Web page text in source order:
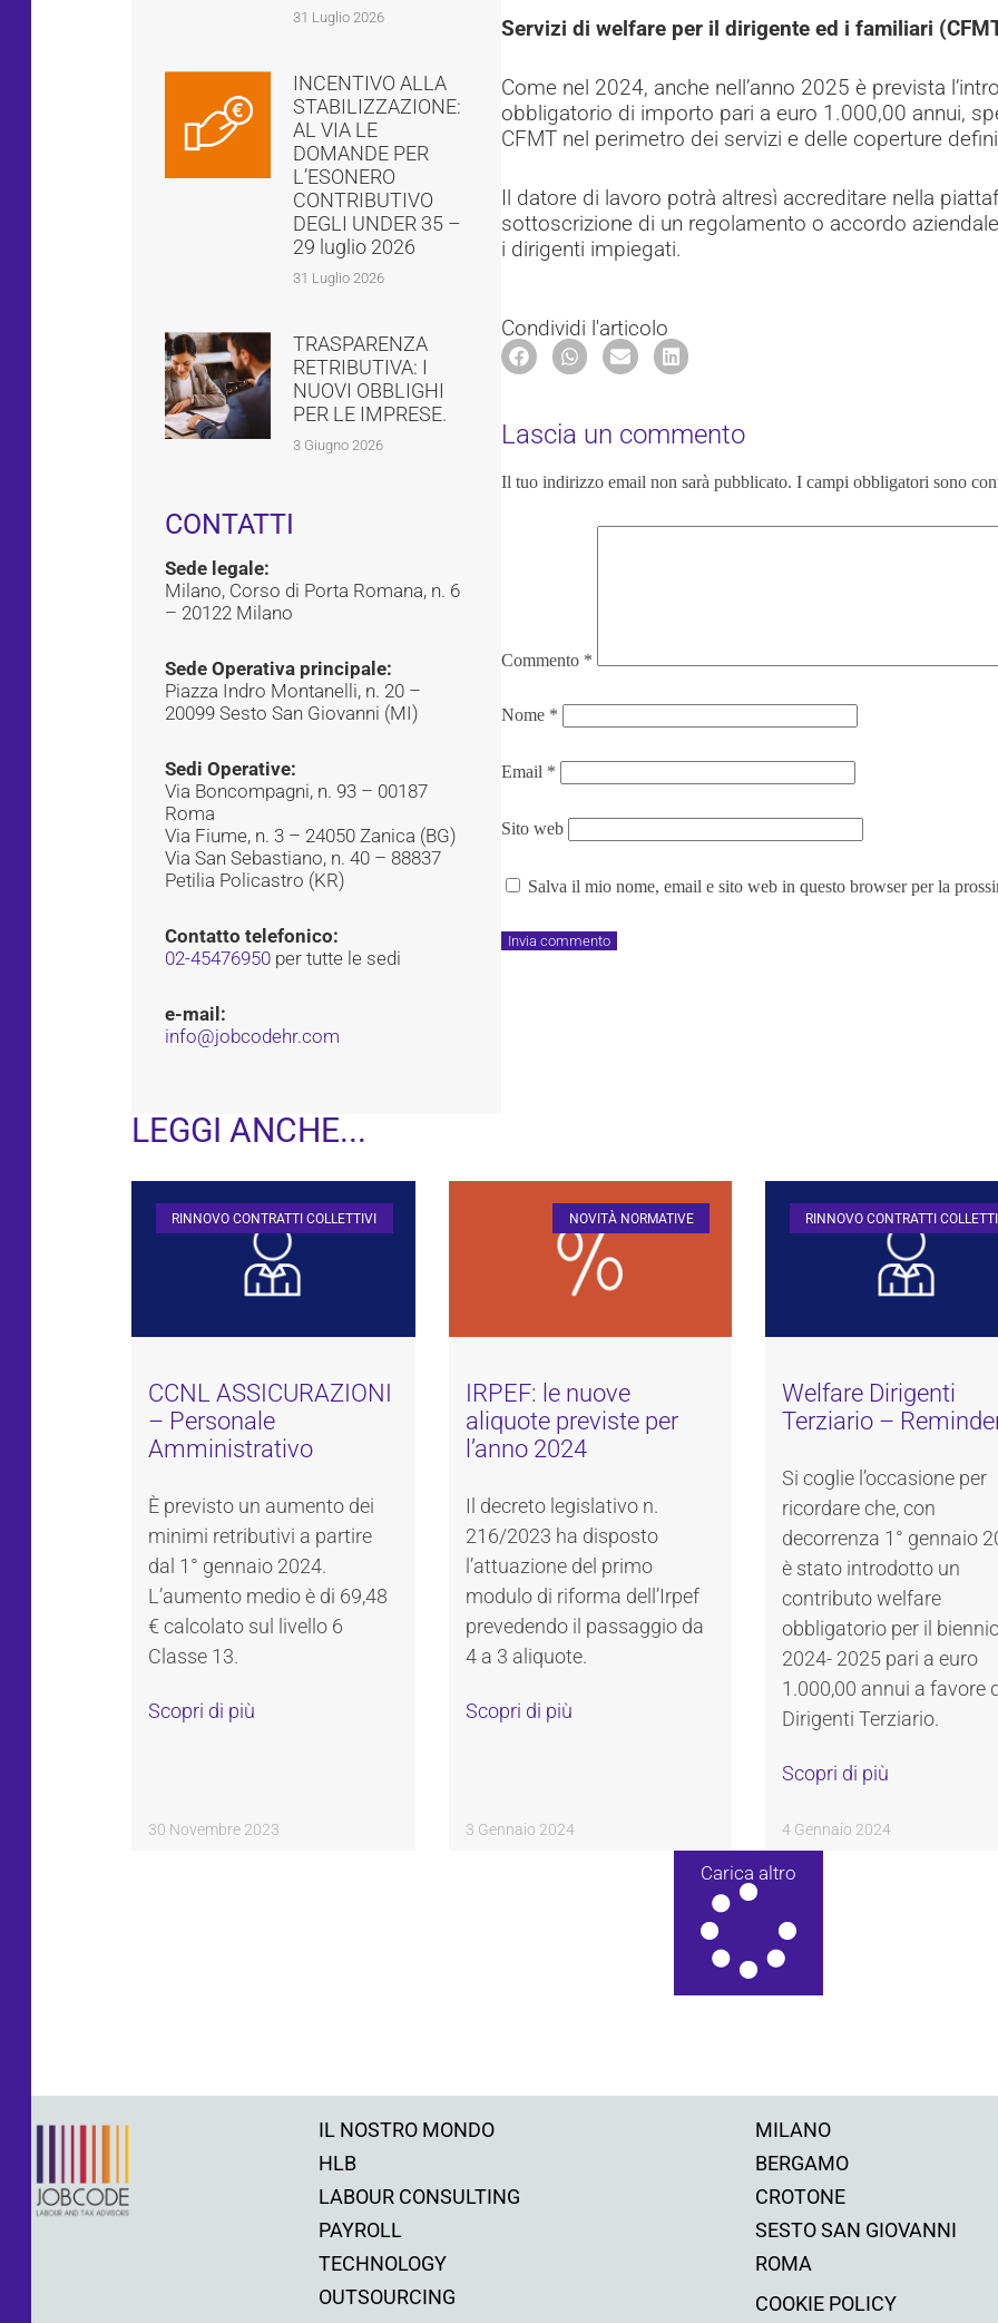
31 Luglio 2026
INCENTIVO ALLA
STABILIZZAZIONE:
AL VIA LE
DOMANDE PER
L’ESONERO
CONTRIBUTIVO
DEGLI UNDER 35 –
29 luglio 2026
31 Luglio 2026
TRASPARENZA
RETRIBUTIVA: I
NUOVI OBBLIGHI
PER LE IMPRESE.
3 Giugno 2026
CONTATTI
Sede legale:
Milano, Corso di Porta Romana, n. 6
– 20122 Milano
Sede Operativa principale:
Piazza Indro Montanelli, n. 20 –
20099 Sesto San Giovanni (MI)
Sedi Operative:
Via Boncompagni, n. 93 – 00187
Roma
Via Fiume, n. 3 – 24050 Zanica (BG)
Via San Sebastiano, n. 40 – 88837
Petilia Policastro (KR)
Contatto telefonico:
02-45476950 per tutte le sedi
e-mail:
info@jobcodehr.com
Servizi di welfare per il dirigente ed i familiari
Come nel 2024, anche nell’anno 2025 è prevista
obbligatorio di importo pari a euro 1.000,00 annui,
CFMT nel perimetro dei servizi e delle coperture
Il datore di lavoro potrà altresì accreditare nella
sottoscrizione di un regolamento o accordo
i dirigenti impiegati.
Condividi l'articolo
Lascia un commento
Il tuo indirizzo email non sarà pubblicato. I campi obbligatori sono
Commento *
Nome *
Email *
Sito web
Salva il mio nome, email e sito web in questo browser per la
LEGGI ANCHE...
RINNOVO CONTRATTI COLLETTIVI
CCNL ASSICURAZIONI
– Personale
Amministrativo
È previsto un aumento dei
minimi retributivi a partire
dal 1° gennaio 2024.
L’aumento medio è di 69,48
€ calcolato sul livello 6
Classe 13.
Scopri di più
30 Novembre 2023
NOVITÀ NORMATIVE
IRPEF: le nuove
aliquote previste per
l’anno 2024
Il decreto legislativo n.
216/2023 ha disposto
l’attuazione del primo
modulo di riforma dell’Irpef
prevedendo il passaggio da
4 a 3 aliquote.
Scopri di più
3 Gennaio 2024
RINNOVO CONTRATTI
Welfare Dirigenti
Terziario –
Si coglie l’occasione per
ricordare che, con
decorrenza 1° gennaio
è stato introdotto un
contributo welfare
obbligatorio per il
2024- 2025 pari a euro
1.000,00 annui a favore
Dirigenti Terziario.
Scopri di più
4 Gennaio 2024
Carica altro
IL NOSTRO MONDO
HLB
LABOUR CONSULTING
PAYROLL
TECHNOLOGY
OUTSOURCING
MILANO
BERGAMO
CROTONE
SESTO SAN GIOVANNI
ROMA
COOKIE POLICY